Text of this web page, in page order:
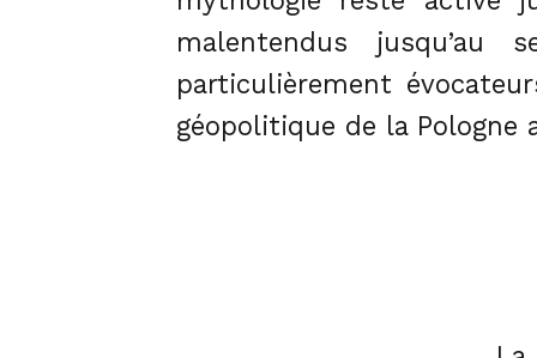
malentendus jusqu’au
particulièrement
géopolitique de la Pologne